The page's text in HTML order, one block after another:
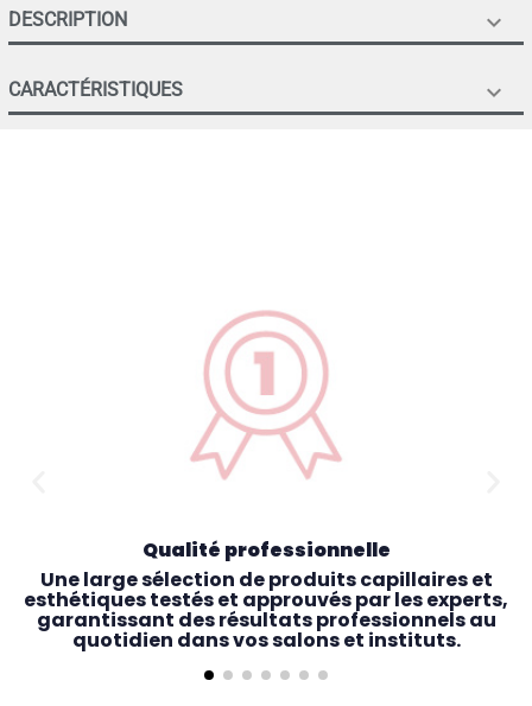
DESCRIPTION 
CARACTÉRISTIQUES 
Qualité professionnelle
Une large sélection de produits capillaires et
esthétiques testés et approuvés par les experts,
garantissant des résultats professionnels au
quotidien dans vos salons et instituts.